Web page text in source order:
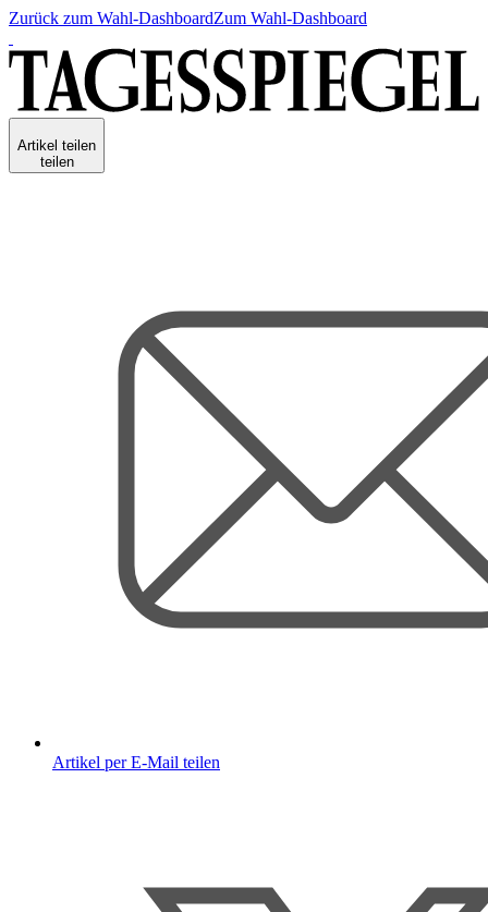
Zurück zum Wahl-DashboardZum Wahl-Dashboard
Artikel teilen
teilen
Artikel per E-Mail teilen